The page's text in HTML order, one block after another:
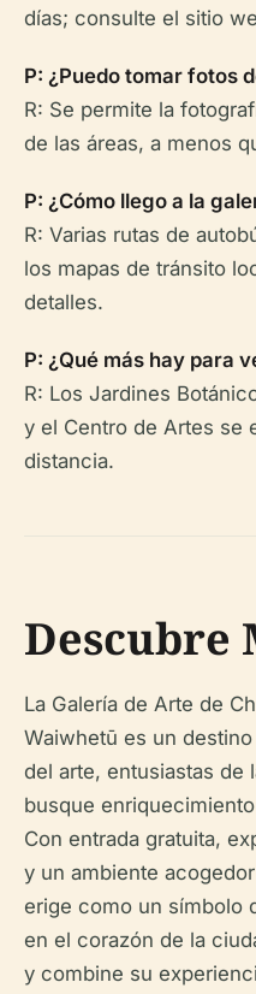
días; consulte el sitio
P: ¿Puedo tomar fotos
R: Se permite la
de las áreas, a menos
P: ¿Cómo llego a la
R: Varias rutas de
los mapas de tránsito
detalles.
P: ¿Qué más hay para
R: Los Jardines
y el Centro de Artes se
distancia.
Descubre
La Galería de Arte de
Waiwhetū es un
del arte, entusiastas de
busque
Con entrada gratuita,
y un ambiente
erige como un símbolo
en el corazón de la
y combine su